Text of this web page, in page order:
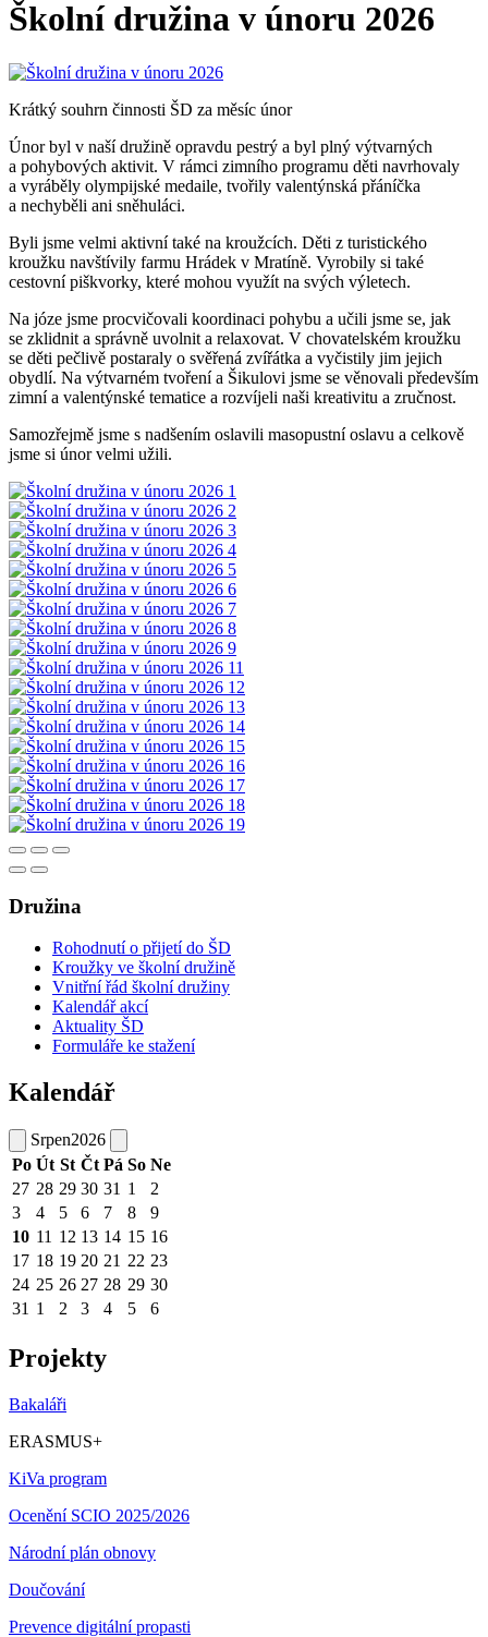
Školní družina v únoru 2026
Krátký souhrn činnosti ŠD za měsíc únor
Únor byl v naší družině opravdu pestrý a byl plný výtvarných
a pohybových aktivit. V rámci zimního programu děti navrhovaly
a vyráběly olympijské medaile, tvořily valentýnská přáníčka
a nechyběli ani sněhuláci.
Byli jsme velmi aktivní také na kroužcích. Děti z turistického
kroužku navštívily farmu Hrádek v Mratíně. Vyrobily si také
cestovní piškvorky, které mohou využít na svých výletech.
Na józe jsme procvičovali koordinaci pohybu a učili jsme se, jak
se zklidnit a správně uvolnit a relaxovat. V chovatelském kroužku
se děti pečlivě postaraly o svěřená zvířátka a vyčistily jim jejich
obydlí. Na výtvarném tvoření a Šikulovi jsme se věnovali především
zimní a valentýnské tematice a rozvíjeli naši kreativitu a zručnost.
Samozřejmě jsme s nadšením oslavili masopustní oslavu a celkově
jsme si únor velmi užili.
Družina
Rohodnutí o přijetí do ŠD
Kroužky ve školní družině
Vnitřní řád školní družiny
Kalendář akcí
Aktuality ŠD
Formuláře ke stažení
Kalendář
Srpen2026
Po Út St Čt Pá So Ne
27 28 29 30 31 1
2
3
4 5 6 7 8
9
10 11 12 13 14 15 16
17 18 19 20 21 22 23
24 25 26 27 28 29 30
31 1 2 3 4 5 6
Projekty
Bakaláři
ERASMUS+
KiVa program
Ocenění SCIO 2025/2026
Národní plán obnovy
Doučování
Prevence digitální propasti